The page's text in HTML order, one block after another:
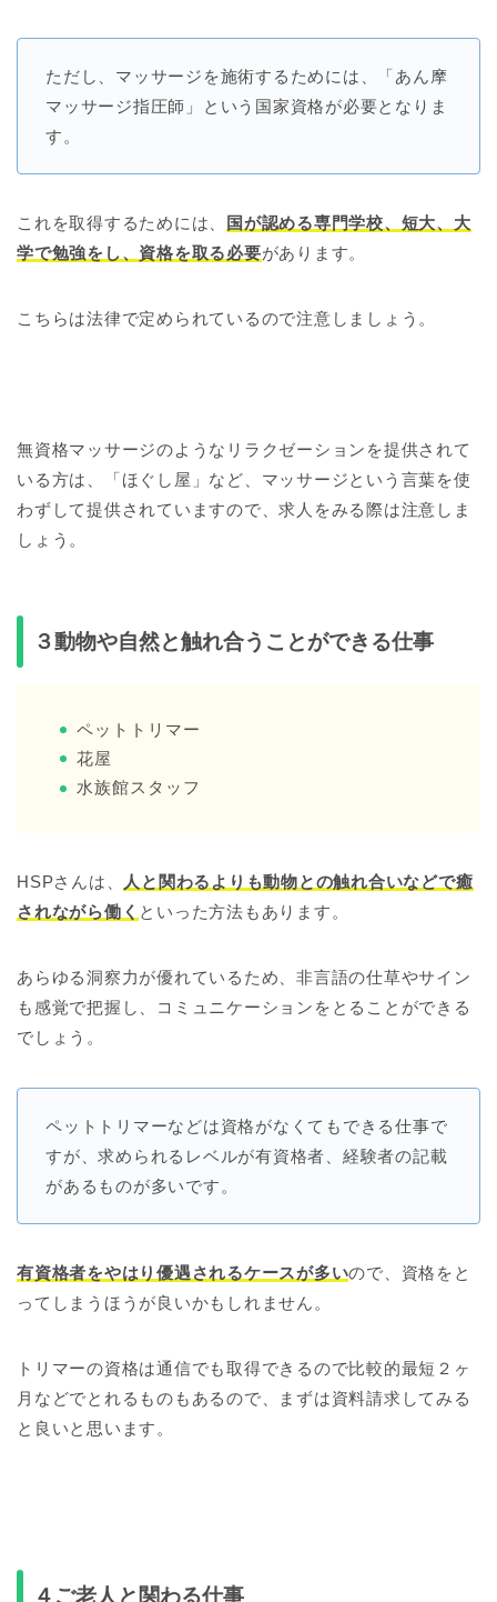
ただし、マッサージを施術するためには、「あん摩
マッサージ指圧師」という国家資格が必要となりま
す。
これを取得するためには、
国が認める専門学校、短大、大
学で勉強をし、資格を取る必要があります。
こちらは法律で定められているので注意しましょう。
無資格マッサージのようなリラクゼーションを提供されて
いる方は、「ほぐし屋」など、マッサージという言葉を使
わずして提供されていますので、求人をみる際は注意しま
しょう。
３動物や自然と触れ合うことができる仕事
ペットトリマー
花屋
水族館スタッフ
HSPさんは、
人と関わるよりも動物との触れ合いなどで癒
されながら働く といった方法もあります。
あらゆる洞察力が優れているため、非言語の仕草やサイン
も感覚で把握し、コミュニケーションをとることができる
でしょう。
ペットトリマーなどは資格がなくてもできる仕事で
すが、求められるレベルが有資格者、経験者の記載
があるものが多いです。
有資格者をやはり優遇されるケースが多いので、資格をと
ってしまうほうが良いかもしれません。
トリマーの資格は通信でも取得できるので比較的最短２ヶ
月などでとれるものもあるので、まずは資料請求してみる
と良いと思います。
４ご老人と関わる仕事